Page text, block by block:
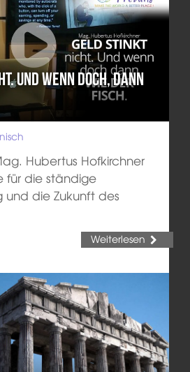
Und wenn doch, dann
Hubertus Hofkirchner
für die ständige
die Zukunft des
Weiterlesen